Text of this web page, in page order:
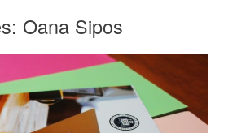
Oana Sipos